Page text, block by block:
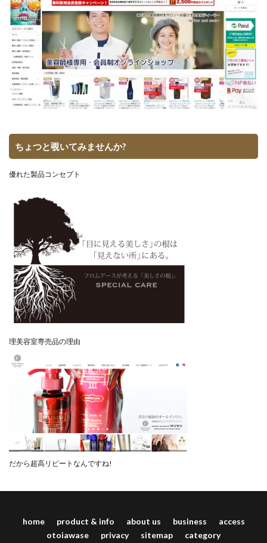
ちょつと覗いてみませんか?
優れた製品コンセプト
理美容室専売品の理由
だから超高リピートなんですね!
home product & info about us business
access
otoiawase
privacy sitemap category